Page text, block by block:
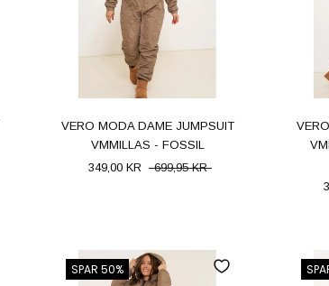
VERO MODA DAME JUMPSUIT
VMMILLAS - FOSSIL
349,00 KR
699,95 KR
SPAR 50%